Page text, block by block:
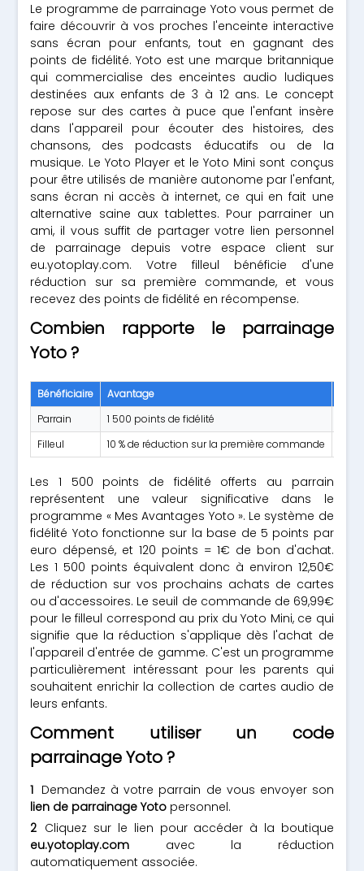
Le programme de parrainage Yoto vous permet de
faire découvrir à vos proches l'enceinte interactive
sans écran pour enfants, tout en gagnant des
points de fidélité. Yoto est une marque britannique
qui commercialise des enceintes audio ludiques
destinées aux enfants de 3 à 12 ans. Le concept
repose sur des cartes à puce que l'enfant insère
dans l'appareil pour écouter des histoires, des
chansons, des podcasts éducatifs ou de la
musique. Le Yoto Player et le Yoto Mini sont conçus
pour être utilisés de manière autonome par l'enfant,
sans écran ni accès à internet, ce qui en fait une
alternative saine aux tablettes. Pour parrainer un
ami, il vous suffit de partager votre lien personnel
de parrainage depuis votre espace client sur
eu.yotoplay.com. Votre filleul bénéficie d'une
réduction sur sa première commande, et vous
recevez des points de fidélité en récompense.
Combien rapporte le parrainage
Yoto ?
Bénéficiaire Avantage
Parrain
1 500 points de fidélité
Filleul
10 % de réduction sur la première commande
Les 1 500 points de fidélité offerts au parrain
représentent une valeur significative dans le
programme « Mes Avantages Yoto ». Le système de
fidélité Yoto fonctionne sur la base de 5 points par
euro dépensé, et 120 points = 1€ de bon d'achat.
Les 1 500 points équivalent donc à environ 12,50€
de réduction sur vos prochains achats de cartes
ou d'accessoires. Le seuil de commande de 69,99€
pour le filleul correspond au prix du Yoto Mini, ce qui
signifie que la réduction s'applique dès l'achat de
l'appareil d'entrée de gamme. C'est un programme
particulièrement intéressant pour les parents qui
souhaitent enrichir la collection de cartes audio de
leurs enfants.
Comment utiliser un code
parrainage Yoto ?
Demandez à votre parrain de vous envoyer son
lien de parrainage Yoto personnel.
Cliquez sur le lien pour accéder à la boutique
eu.yotoplay.com avec la réduction
automatiquement associée.